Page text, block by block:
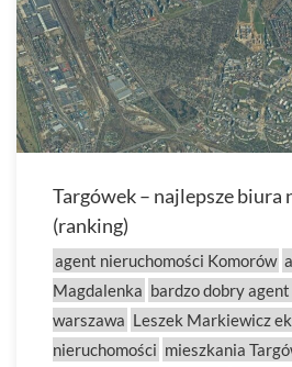
Targówek – najlepsze biura
(ranking)
agent nieruchomości Komorów
Magdalenka bardzo dobry
warszawa Leszek Markiewicz
nieruchomości mieszkania